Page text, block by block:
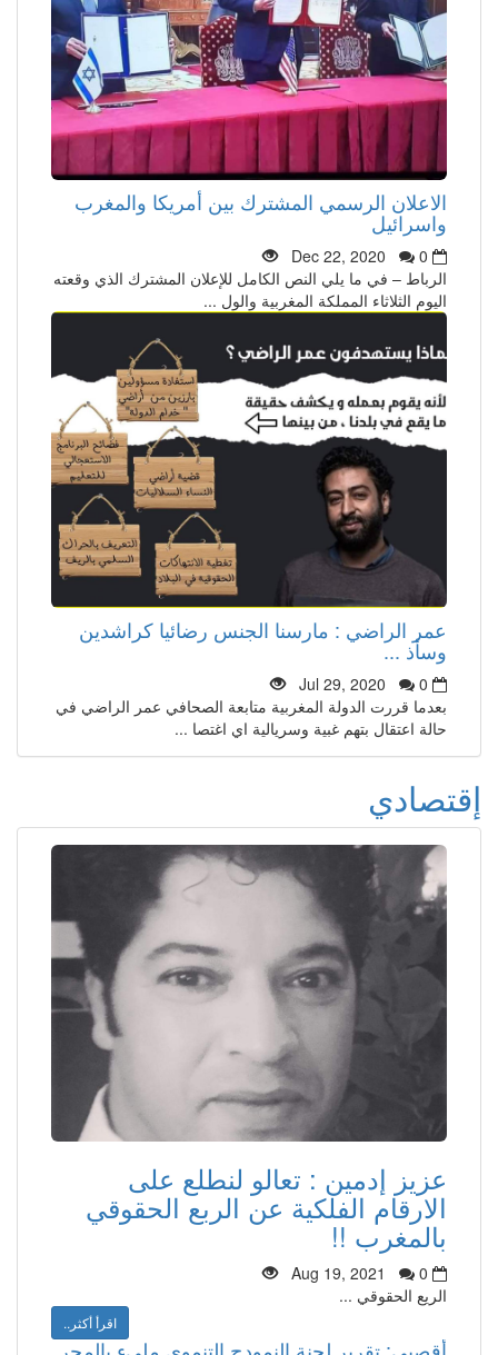
الاعلان الرسمي المشترك بين أمريكا والمغرب
واسرائيل
Dec 22, 2020
0
الرباط – في ما يلي النص الكامل للإعلان المشترك الذي وقعته
اليوم الثلاثاء المملكة المغربية والول ...
عمر الراضي : مارسنا الجنس رضائيا كراشدين
وسأذ ...
Jul 29, 2020
0
بعدما قررت الدولة المغربية متابعة الصحافي عمر الراضي في
حالة اعتقال بتهم غبية وسريالية اي اغتصا ...
إقتصادي
عزيز إدمين : تعالو لنطلع على
الارقام الفلكية عن الربع الحقوقي
بالمغرب !!
Aug 19, 2021
0
الريع الحقوقي ...
اقرأ أكثر..
أقصبي: تقرير لجنة النمودج التنموي مليء بالمحر